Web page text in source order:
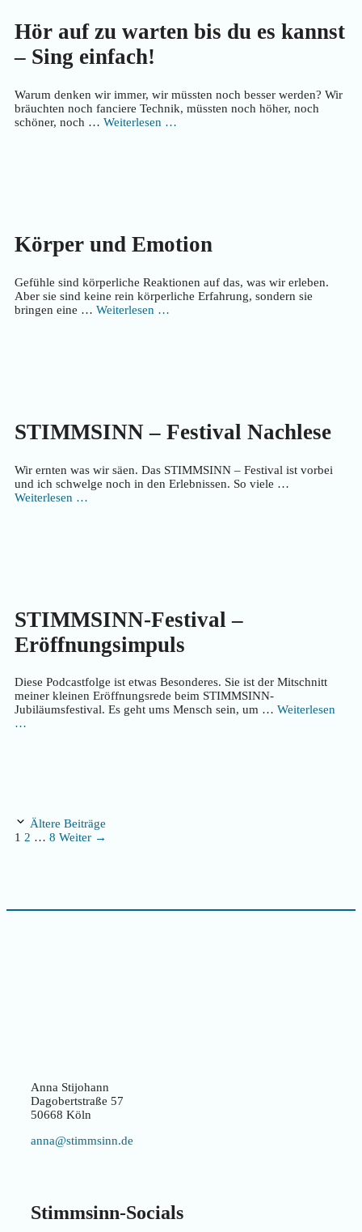
Hör auf zu warten bis du es kannst
– Sing einfach!
Warum denken wir immer, wir müssten noch besser werden? Wir
bräuchten noch fanciere Technik, müssten noch höher, noch
schöner, noch … Weiterlesen …
Körper und Emotion
Gefühle sind körperliche Reaktionen auf das, was wir erleben.
Aber sie sind keine rein körperliche Erfahrung, sondern sie
bringen eine … Weiterlesen …
STIMMSINN – Festival Nachlese
Wir ernten was wir säen. Das STIMMSINN – Festival ist vorbei
und ich schwelge noch in den Erlebnissen. So viele …
Weiterlesen …
STIMMSINN-Festival –
Eröffnungsimpuls
Diese Podcastfolge ist etwas Besonderes. Sie ist der Mitschnitt
meiner kleinen Eröffnungsrede beim STIMMSINN-
Jubiläumsfestival. Es geht ums Mensch sein, um … Weiterlesen
…
Ältere Beiträge
Seite
1 Seite
2 … Seite
8 Weiter →
Anna Stijohann
Dagobertstraße 57
50668 Köln
anna@stimmsinn.de
Stimmsinn-Socials